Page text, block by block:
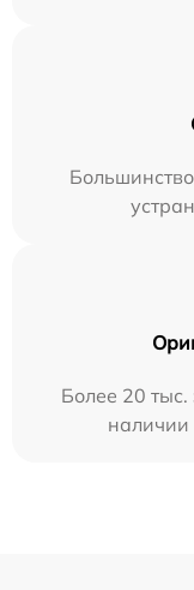
Более 20 тыс.
наличии